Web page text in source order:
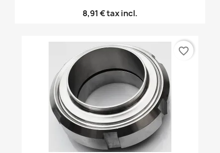
8,91 €tax incl.
favorite_border